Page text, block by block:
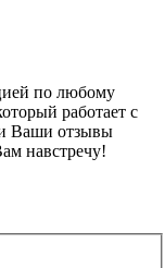
по любому
работает c
Ваши отзывы
навстречу!